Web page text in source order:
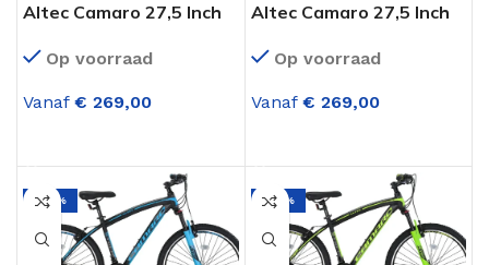
Altec Camaro 27,5 Inch
Versnellingen M.disc
Op voorraad
Vanaf € 269,00
Altec Camaro 27,5 Inch
Versnellingen M.disc
Op voorraad
Vanaf € 269,00
-26% -26%